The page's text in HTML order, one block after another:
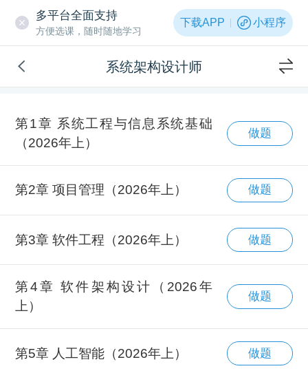
多平台全面支持
方便选课，随时随地学习
下载APP 小程序
系统架构设计师
第1章 系统工程与信息系统基础
（2026年上）
做题
第2章 项目管理（2026年上） 做题
第3章 软件工程（2026年上） 做题
第4章 软件架构设计（2026年
上）
做题
第5章 人工智能（2026年上） 做题